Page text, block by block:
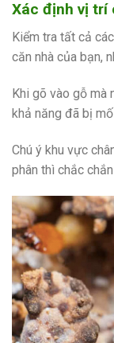
Xác định vị trí
Kiểm tra tất cả
căn nhà của bạn,
Khi gõ vào gỗ mà
khả năng đã bị
Chú ý khu vực
phân thì chắc